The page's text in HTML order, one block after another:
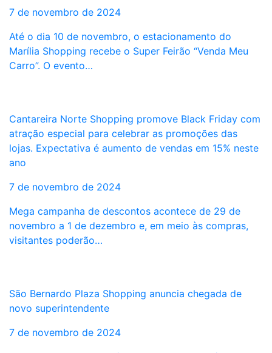
7 de novembro de 2024
Até o dia 10 de novembro, o estacionamento do
Marília Shopping recebe o Super Feirão “Venda Meu
Carro”. O evento…
Cantareira Norte Shopping promove Black Friday com
atração especial para celebrar as promoções das
lojas. Expectativa é aumento de vendas em 15% neste
ano
7 de novembro de 2024
Mega campanha de descontos acontece de 29 de
novembro a 1 de dezembro e, em meio às compras,
visitantes poderão…
São Bernardo Plaza Shopping anuncia chegada de
novo superintendente
7 de novembro de 2024